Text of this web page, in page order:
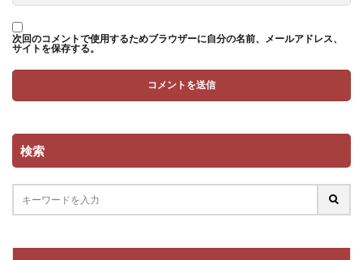
次回のコメントで使用するためブラウザーに自分の名前、メールアドレス、
サイトを保存する。
検索